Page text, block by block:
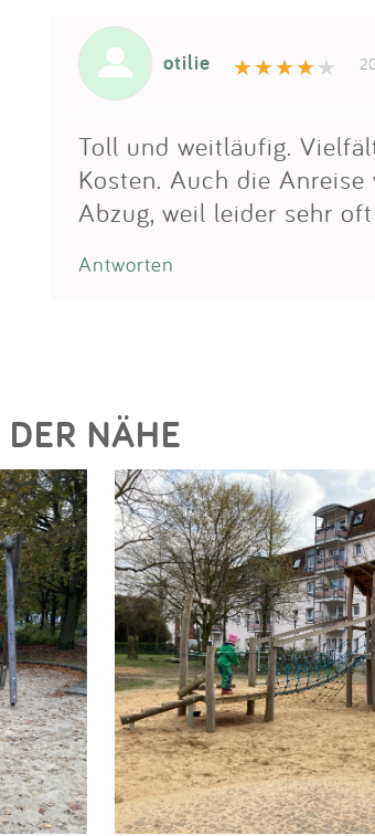
otilie
Toll und weitläufig.
Kosten. Auch die
Abzug, weil leider sehr
Antworten
NÄHE